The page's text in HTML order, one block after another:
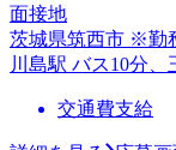
面接地
茨城県筑西市 ※勤
川島駅 バス10分
交通費支給